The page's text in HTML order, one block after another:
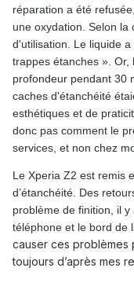
réparation a été
une oxydation. Selon
d'utilisation. Le liquide
trappes étanches ».
profondeur pendant 30
caches d'étanchéité
esthétiques et de
donc pas comment le
services, et non chez
Le Xperia Z2 est remis
d’étanchéité. Des
problème de finition, il
téléphone et le bord de
causer ces problèmes
toujours d’après mes